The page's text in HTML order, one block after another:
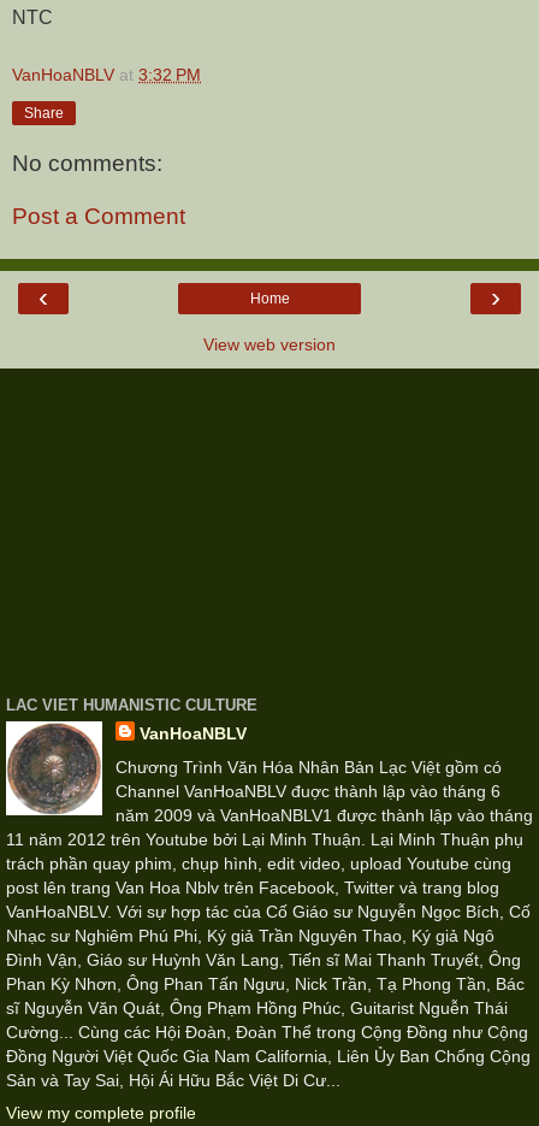
NTC
VanHoaNBLV at 3:32 PM
Share
No comments:
Post a Comment
‹ ›
Home
View web version
LAC VIET HUMANISTIC CULTURE
VanHoaNBLV
Chương Trình Văn Hóa Nhân Bản Lạc Việt gồm có
Channel VanHoaNBLV đuợc thành lập vào tháng 6
năm 2009 và VanHoaNBLV1 được thành lập vào tháng
11 năm 2012 trên Youtube bởi Lại Minh Thuận. Lại Minh Thuận phụ
trách phần quay phim, chụp hình, edit video, upload Youtube cùng
post lên trang Van Hoa Nblv trên Facebook, Twitter và trang blog
VanHoaNBLV. Với sự hợp tác của Cố Giáo sư Nguyễn Ngọc Bích, Cố
Nhạc sư Nghiêm Phú Phi, Ký giả Trần Nguyên Thao, Ký giả Ngô
Đình Vận, Giáo sư Huỳnh Văn Lang, Tiến sĩ Mai Thanh Truyết, Ông
Phan Kỳ Nhơn, Ông Phan Tấn Ngưu, Nick Trần, Tạ Phong Tần, Bác
sĩ Nguyễn Văn Quát, Ông Phạm Hồng Phúc, Guitarist Nguễn Thái
Cường... Cùng các Hội Đoàn, Đoàn Thể trong Cộng Đồng như Cộng
Đồng Người Việt Quốc Gia Nam California, Liên Ủy Ban Chống Cộng
Sản và Tay Sai, Hội Ái Hữu Bắc Việt Di Cư...
View my complete profile